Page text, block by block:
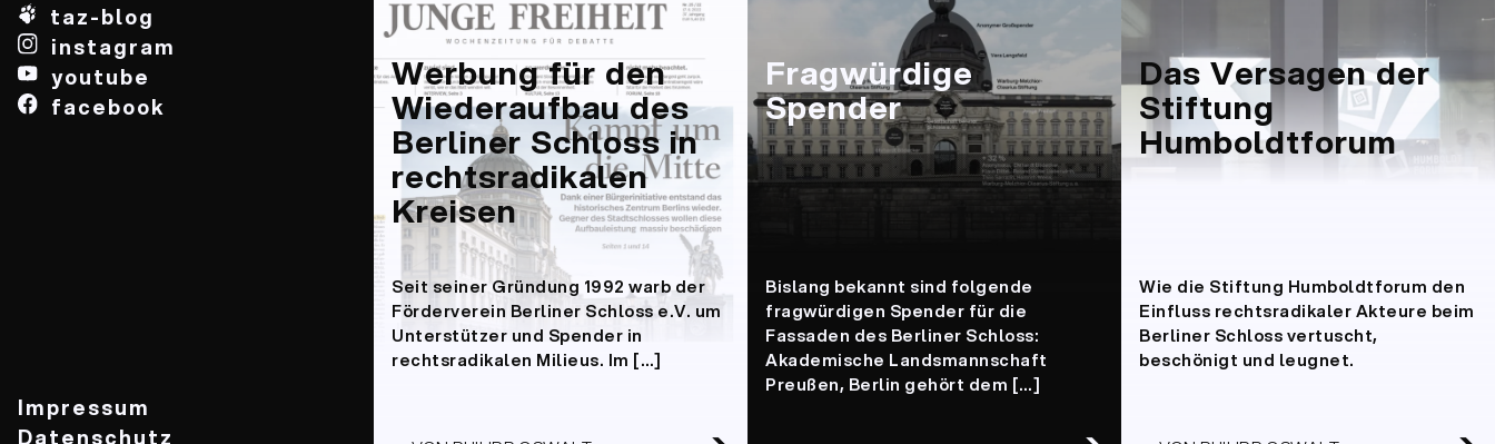
taz-blog
instagram
youtube
facebook
Impressum
Datenschutz
Werbung für den
Wiederaufbau des
Berliner Schloss in
rechtsradikalen
Kreisen
Seit seiner Gründung 1992 warb der
Förderverein Berliner Schloss e.V. um
Unterstützer und Spender in
rechtsradikalen Milieus. Im […]
Fragwürdige
Spender
Bislang bekannt sind folgende
fragwürdigen Spender für die
Fassaden des Berliner Schloss:
Akademische Landsmannschaft
Preußen, Berlin gehört dem […]
Das Versagen der
Stiftung
Humboldtforum
Wie die Stiftung Humboldtforum den
Einfluss rechtsradikaler Akteure beim
Berliner Schloss vertuscht,
beschönigt und leugnet.